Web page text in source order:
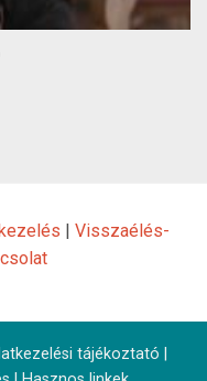
Visszaélés-
tájékoztató